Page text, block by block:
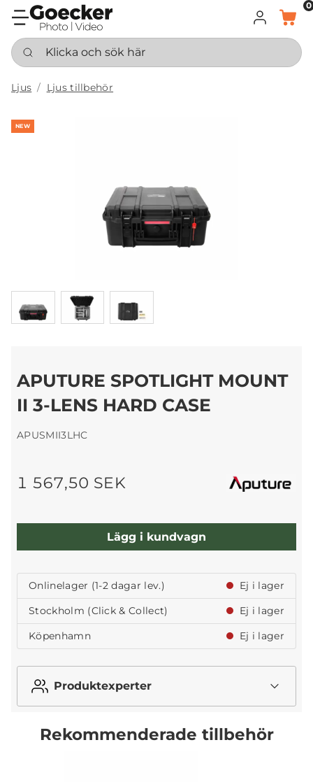
LOGGA IN
KORG
0
Klicka och sök här
Ljus Ljus tillbehör
NEW
APUTURE SPOTLIGHT MOUNT
II 3-LENS HARD CASE
APUSMII3LHC
1 567,50 SEK
Lägg i kundvagn
Onlinelager (1-2 dagar lev.)
Ej i lager
Stockholm (Click & Collect)
Ej i lager
Köpenhamn
Ej i lager
Produktexperter
Rekommenderade tillbehör